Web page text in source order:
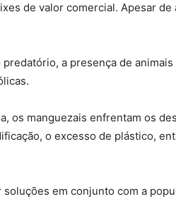
de valor comercial. Apesar de
a presença de
os manguezais enfrentam os
o excesso de plástico,
em conjunto com a